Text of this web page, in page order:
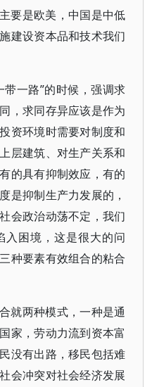
要是欧美，中国是中低
建设资本品和技术我们
一路”的时候，强调求
，求同存异应该是作为
资环境时需要对制度和
层建筑、对生产关系和
的具有抑制效应，有的
是抑制生产力发展的，
会政治动荡不定，我们
困境，这是很大的问
种要素有效组合的粘合
就两种模式，一种是通
家，劳动力流到资本富
没有出路，移民包括难
会冲突对社会经济发展